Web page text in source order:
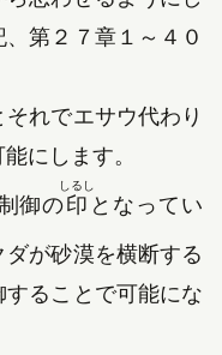
第２７章１～４０
れでエサウ代わり
にします。
御の印
しるし
となってい
が砂漠を横断する
ることで可能にな